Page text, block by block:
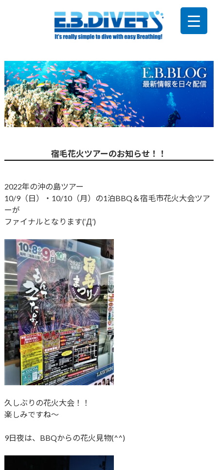
宿毛花火ツアーのお知らせ！！
2022年の沖の島ツアー
10/9（日）・10/10（月）の1泊BBQ＆宿毛市花火大会ツア
ーが
ファイナルとなります(‘Д’)
久しぶりの花火大会！！
楽しみですね～
9日夜は、BBQからの花火見物(^^)